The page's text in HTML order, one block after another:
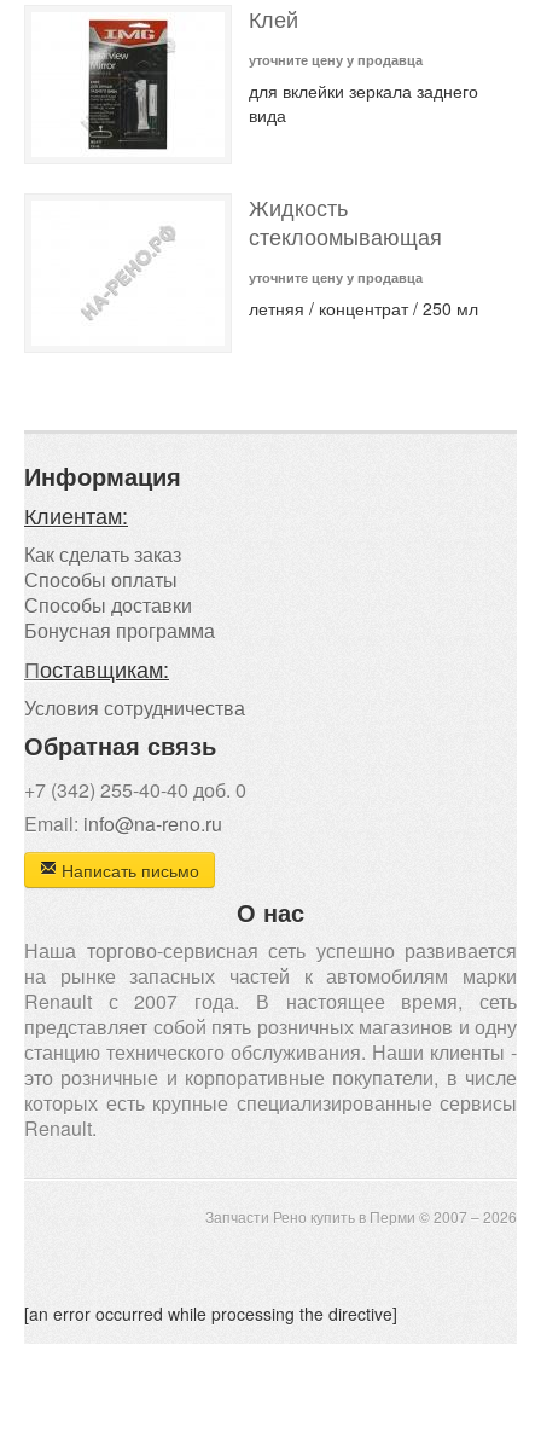
Клей
уточните цену у продавца
для вклейки зеркала заднего
вида
Жидкость
стеклоомывающая
уточните цену у продавца
летняя / концентрат / 250 мл
Информация
Клиентам:
Как сделать заказ
Способы оплаты
Способы доставки
Бонусная программа
Поставщикам:
Условия сотрудничества
Обратная связь
+7 (342) 255-40-40 доб. 0
Email: info@na-reno.ru
Написать письмо
О нас
Наша торгово-сервисная сеть успешно развивается
на рынке запасных частей к автомобилям марки
Renault с 2007 года. В настоящее время, сеть
представляет собой пять розничных магазинов и одну
станцию технического обслуживания. Наши клиенты -
это розничные и корпоративные покупатели, в числе
которых есть крупные специализированные сервисы
Renault.
Запчасти Рено купить в Перми © 2007 – 2026
[an error occurred while processing the directive]